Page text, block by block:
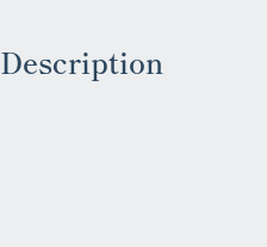
Description